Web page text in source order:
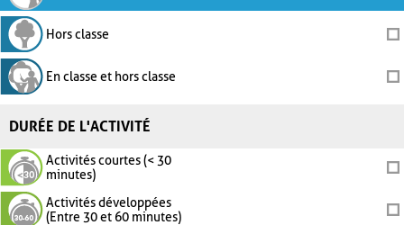
Hors classe
En classe et hors classe
DURÉE DE L'ACTIVITÉ
Activités courtes (< 30
minutes)
Activités développées
(Entre 30 et 60 minutes)